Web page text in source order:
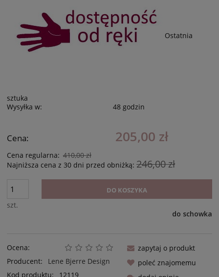
Ostatnia
sztuka
Wysyłka w:
48 godzin
Cena: 205,00 zł
Cena regularna: 410,00 zł
Najniższa cena z 30 dni przed obniżką: 246,00 zł
szt.
DO KOSZYKA
do schowka
Ocena:
Producent:
Lene Bjerre Design
Kod produktu:
12119
zapytaj o produkt
poleć znajomemu